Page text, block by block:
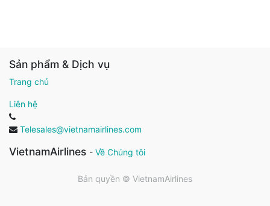
Sản phẩm & Dịch vụ
Trang chủ
Liên hệ
Telesales@vietnamairlines.com
VietnamAirlines - Về Chúng tôi
Bản quyền © VietnamAirlines